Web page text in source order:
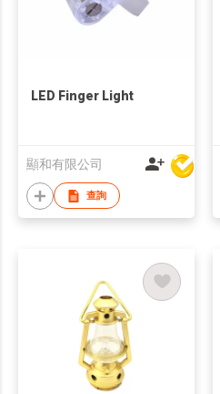
LED Finger Light
顯和有限公司
查詢